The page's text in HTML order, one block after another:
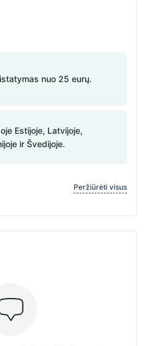
nuo 25 eurų.
Estijoje, Latvijoje,
ir Švedijoje.
Peržiūrėti visus